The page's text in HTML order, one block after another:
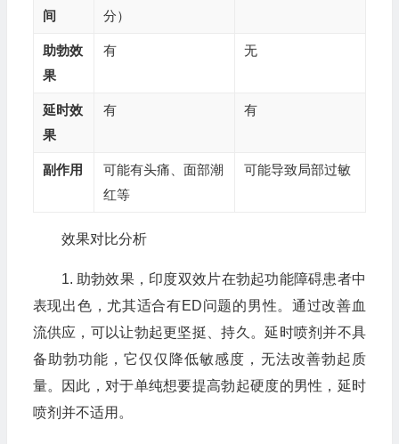
间
分）
助勃效
果
有 无
延时效
果
有 有
副作用
可能有头痛、面部潮
红等
可能导致局部过敏
效果对比分析
1. 助勃效果，印度双效片在勃起功能障碍患者中
表现出色，尤其适合有ED问题的男性。通过改善血
流供应，可以让勃起更坚挺、持久。延时喷剂并不具
备助勃功能，它仅仅降低敏感度，无法改善勃起质
量。因此，对于单纯想要提高勃起硬度的男性，延时
喷剂并不适用。